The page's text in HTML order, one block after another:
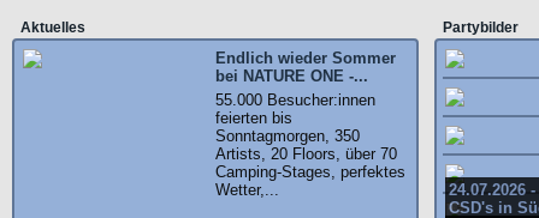
Partybilder
24.07.2026
CSD's in
Aktuelles
Endlich wieder Sommer
bei NATURE ONE -...
55.000 Besucher:innen
feierten bis
Sonntagmorgen, 350
Artists, 20 Floors, über 70
Camping-Stages, perfektes
Wetter,...